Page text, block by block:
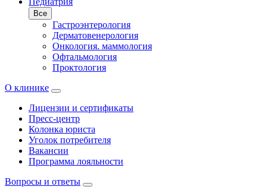
Все
Гастроэнтерология
Дерматовенерология
Онкология. маммология
Офтальмология
Проктология
О клинике
Лицензии и сертификаты
Пресс-центр
Колонка юриста
Уголок потребителя
Вакансии
Программа лояльности
Вопросы и ответы